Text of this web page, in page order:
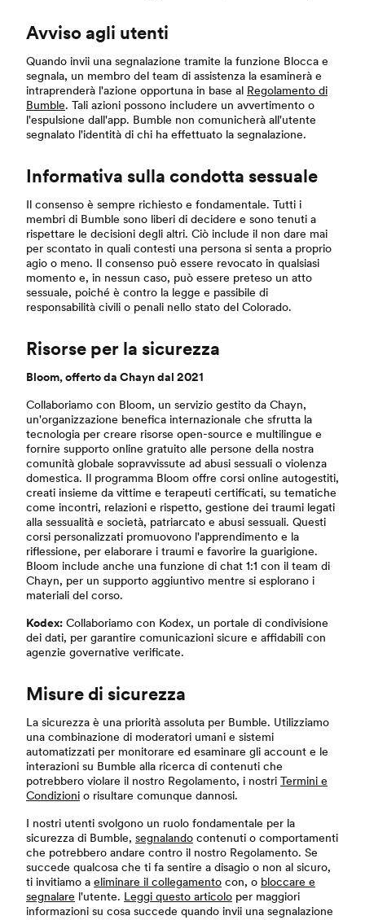
Avviso agli utenti
Quando invii una segnalazione tramite la funzione Blocca e
segnala, un membro del team di assistenza la esaminerà e
intraprenderà l'azione opportuna in base al Regolamento di
Bumble. Tali azioni possono includere un avvertimento o
l'espulsione dall'app. Bumble non comunicherà all'utente
segnalato l'identità di chi ha effettuato la segnalazione.
Informativa sulla condotta sessuale
Il consenso è sempre richiesto e fondamentale. Tutti i
membri di Bumble sono liberi di decidere e sono tenuti a
rispettare le decisioni degli altri. Ciò include il non dare mai
per scontato in quali contesti una persona si senta a proprio
agio o meno. Il consenso può essere revocato in qualsiasi
momento e, in nessun caso, può essere preteso un atto
sessuale, poiché è contro la legge e passibile di
responsabilità civili o penali nello stato del Colorado.
Risorse per la sicurezza
Bloom, offerto da Chayn dal 2021
Collaboriamo con Bloom, un servizio gestito da Chayn,
un'organizzazione benefica internazionale che sfrutta la
tecnologia per creare risorse open-source e multilingue e
fornire supporto online gratuito alle persone della nostra
comunità globale sopravvissute ad abusi sessuali o violenza
domestica. Il programma Bloom offre corsi online autogestiti,
creati insieme da vittime e terapeuti certificati, su tematiche
come incontri, relazioni e rispetto, gestione dei traumi legati
alla sessualità e società, patriarcato e abusi sessuali. Questi
corsi personalizzati promuovono l'apprendimento e la
riflessione, per elaborare i traumi e favorire la guarigione.
Bloom include anche una funzione di chat 1:1 con il team di
Chayn, per un supporto aggiuntivo mentre si esplorano i
materiali del corso.
Kodex: Collaboriamo con Kodex, un portale di condivisione
dei dati, per garantire comunicazioni sicure e affidabili con
agenzie governative verificate.
Misure di sicurezza
La sicurezza è una priorità assoluta per Bumble. Utilizziamo
una combinazione di moderatori umani e sistemi
automatizzati per monitorare ed esaminare gli account e le
interazioni su Bumble alla ricerca di contenuti che
potrebbero violare il nostro Regolamento, i nostri Termini e
Condizioni o risultare comunque dannosi.
I nostri utenti svolgono un ruolo fondamentale per la
sicurezza di Bumble, segnalando contenuti o comportamenti
che potrebbero andare contro il nostro Regolamento. Se
succede qualcosa che ti fa sentire a disagio o non al sicuro,
ti invitiamo a eliminare il collegamento con, o bloccare e
segnalare l'utente. Leggi questo articolo per maggiori
informazioni su cosa succede quando invii una segnalazione